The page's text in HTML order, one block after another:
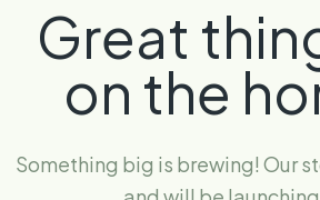
Great
on the
Something big is brewing! Our